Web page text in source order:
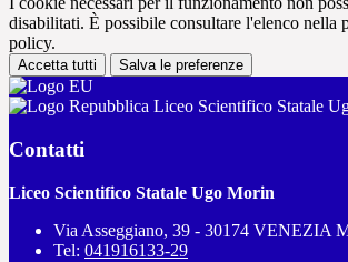
disabilitati. È possibile consultare l'elenco nella
policy.
Accetta tutti Salva le preferenze
Liceo Scientifico Statale
Contatti
Liceo Scientifico Statale Ugo Morin
Via Asseggiano, 39 - 30174 VENEZIA
Tel: 041916133-29